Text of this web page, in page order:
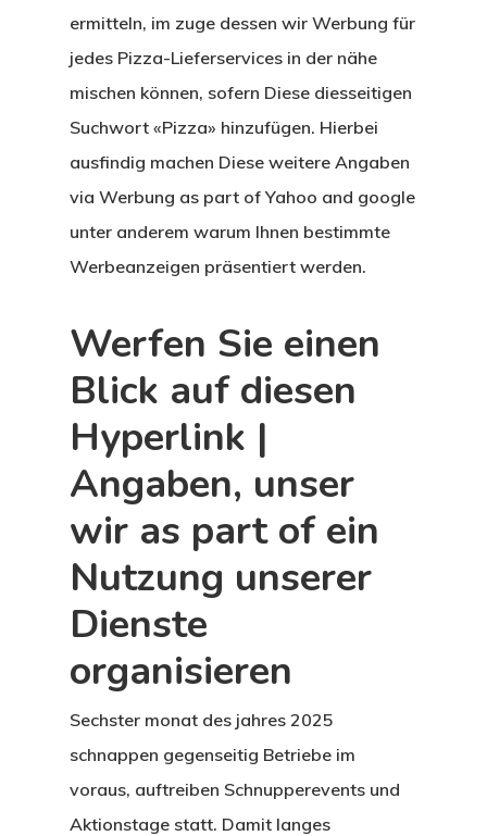
ermitteln, im zuge dessen wir Werbung für
jedes Pizza-Lieferservices in der nähe
mischen können, sofern Diese diesseitigen
Suchwort «Pizza» hinzufügen. Hierbei
ausfindig machen Diese weitere Angaben
via Werbung as part of Yahoo and google
unter anderem warum Ihnen bestimmte
Werbeanzeigen präsentiert werden.
Werfen Sie einen
Blick auf diesen
Hyperlink |
Angaben, unser
wir as part of ein
Nutzung unserer
Dienste
organisieren
Sechster monat des jahres 2025
schnappen gegenseitig Betriebe im
voraus, auftreiben Schnupperevents und
Aktionstage statt. Damit langes